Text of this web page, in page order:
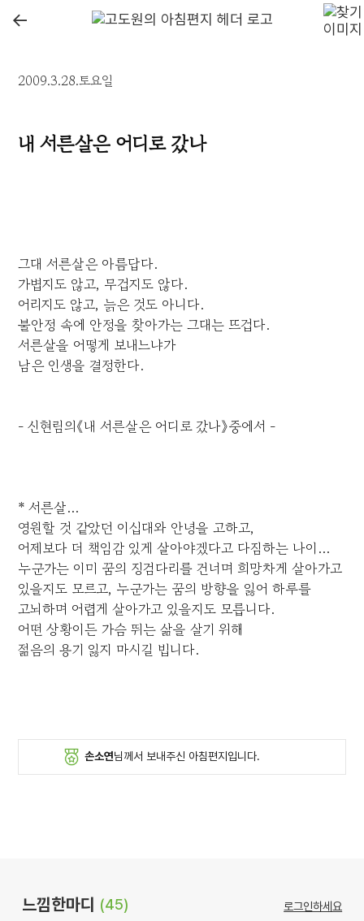
←
2009.3.28.토요일
내 서른살은 어디로 갔나
그대 서른살은 아름답다.
가볍지도 않고, 무겁지도 않다.
어리지도 않고, 늙은 것도 아니다.
불안정 속에 안정을 찾아가는 그대는 뜨겁다.
서른살을 어떻게 보내느냐가
남은 인생을 결정한다.
- 신현림의《내 서른살은 어디로 갔나》중에서 -
* 서른살...
영원할 것 같았던 이십대와 안녕을 고하고,
어제보다 더 책임감 있게 살아야겠다고 다짐하는 나이...
누군가는 이미 꿈의 징검다리를 건너며 희망차게 살아가고
있을지도 모르고, 누군가는 꿈의 방향을 잃어 하루를
고뇌하며 어렵게 살아가고 있을지도 모릅니다.
어떤 상황이든 가슴 뛰는 삶을 살기 위해
젊음의 용기 잃지 마시길 빕니다.
손소연님께서 보내주신 아침편지입니다.
느낌한마디 (45) 로그인하세요